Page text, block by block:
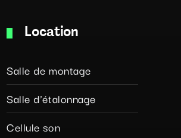
Location
Salle de montage
Salle d’étalonnage
Cellule son